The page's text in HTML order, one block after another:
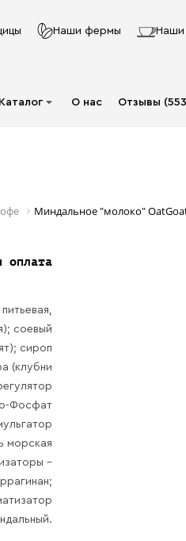
Наши фермы Наши
Каталог
кофе)
О нас Отзывы
Миндальное "молоко"
оплата
соевый
сироп
(клубни
Фосфат
морская
–